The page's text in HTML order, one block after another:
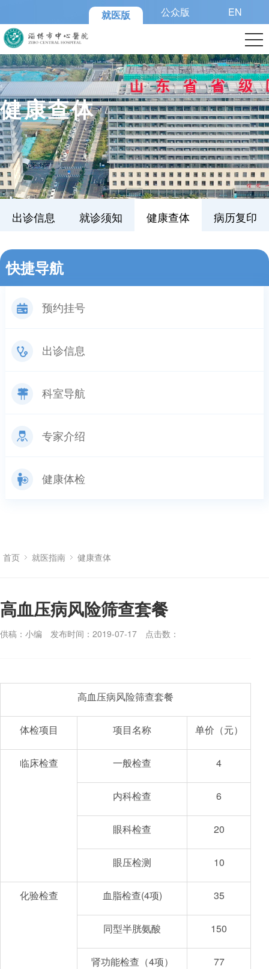
就医版 公众版 EN
健康查体
出诊信息 就诊须知 健康查体 病历复印
医保解读
快捷导航
预约挂号
出诊信息
科室导航
专家介绍
健康体检
首页 就医指南 健康查体
高血压病风险筛查套餐
供稿：小编 发布时间：2019-07-17 点击数：
高血压病风险筛查套餐
体检项目 项目名称 单价（元）
临床检查 一般检查 4
内科检查 6
眼科检查 20
眼压检测 10
化验检查 血脂检查(4项) 35
同型半胱氨酸 150
肾功能检查（4项） 77